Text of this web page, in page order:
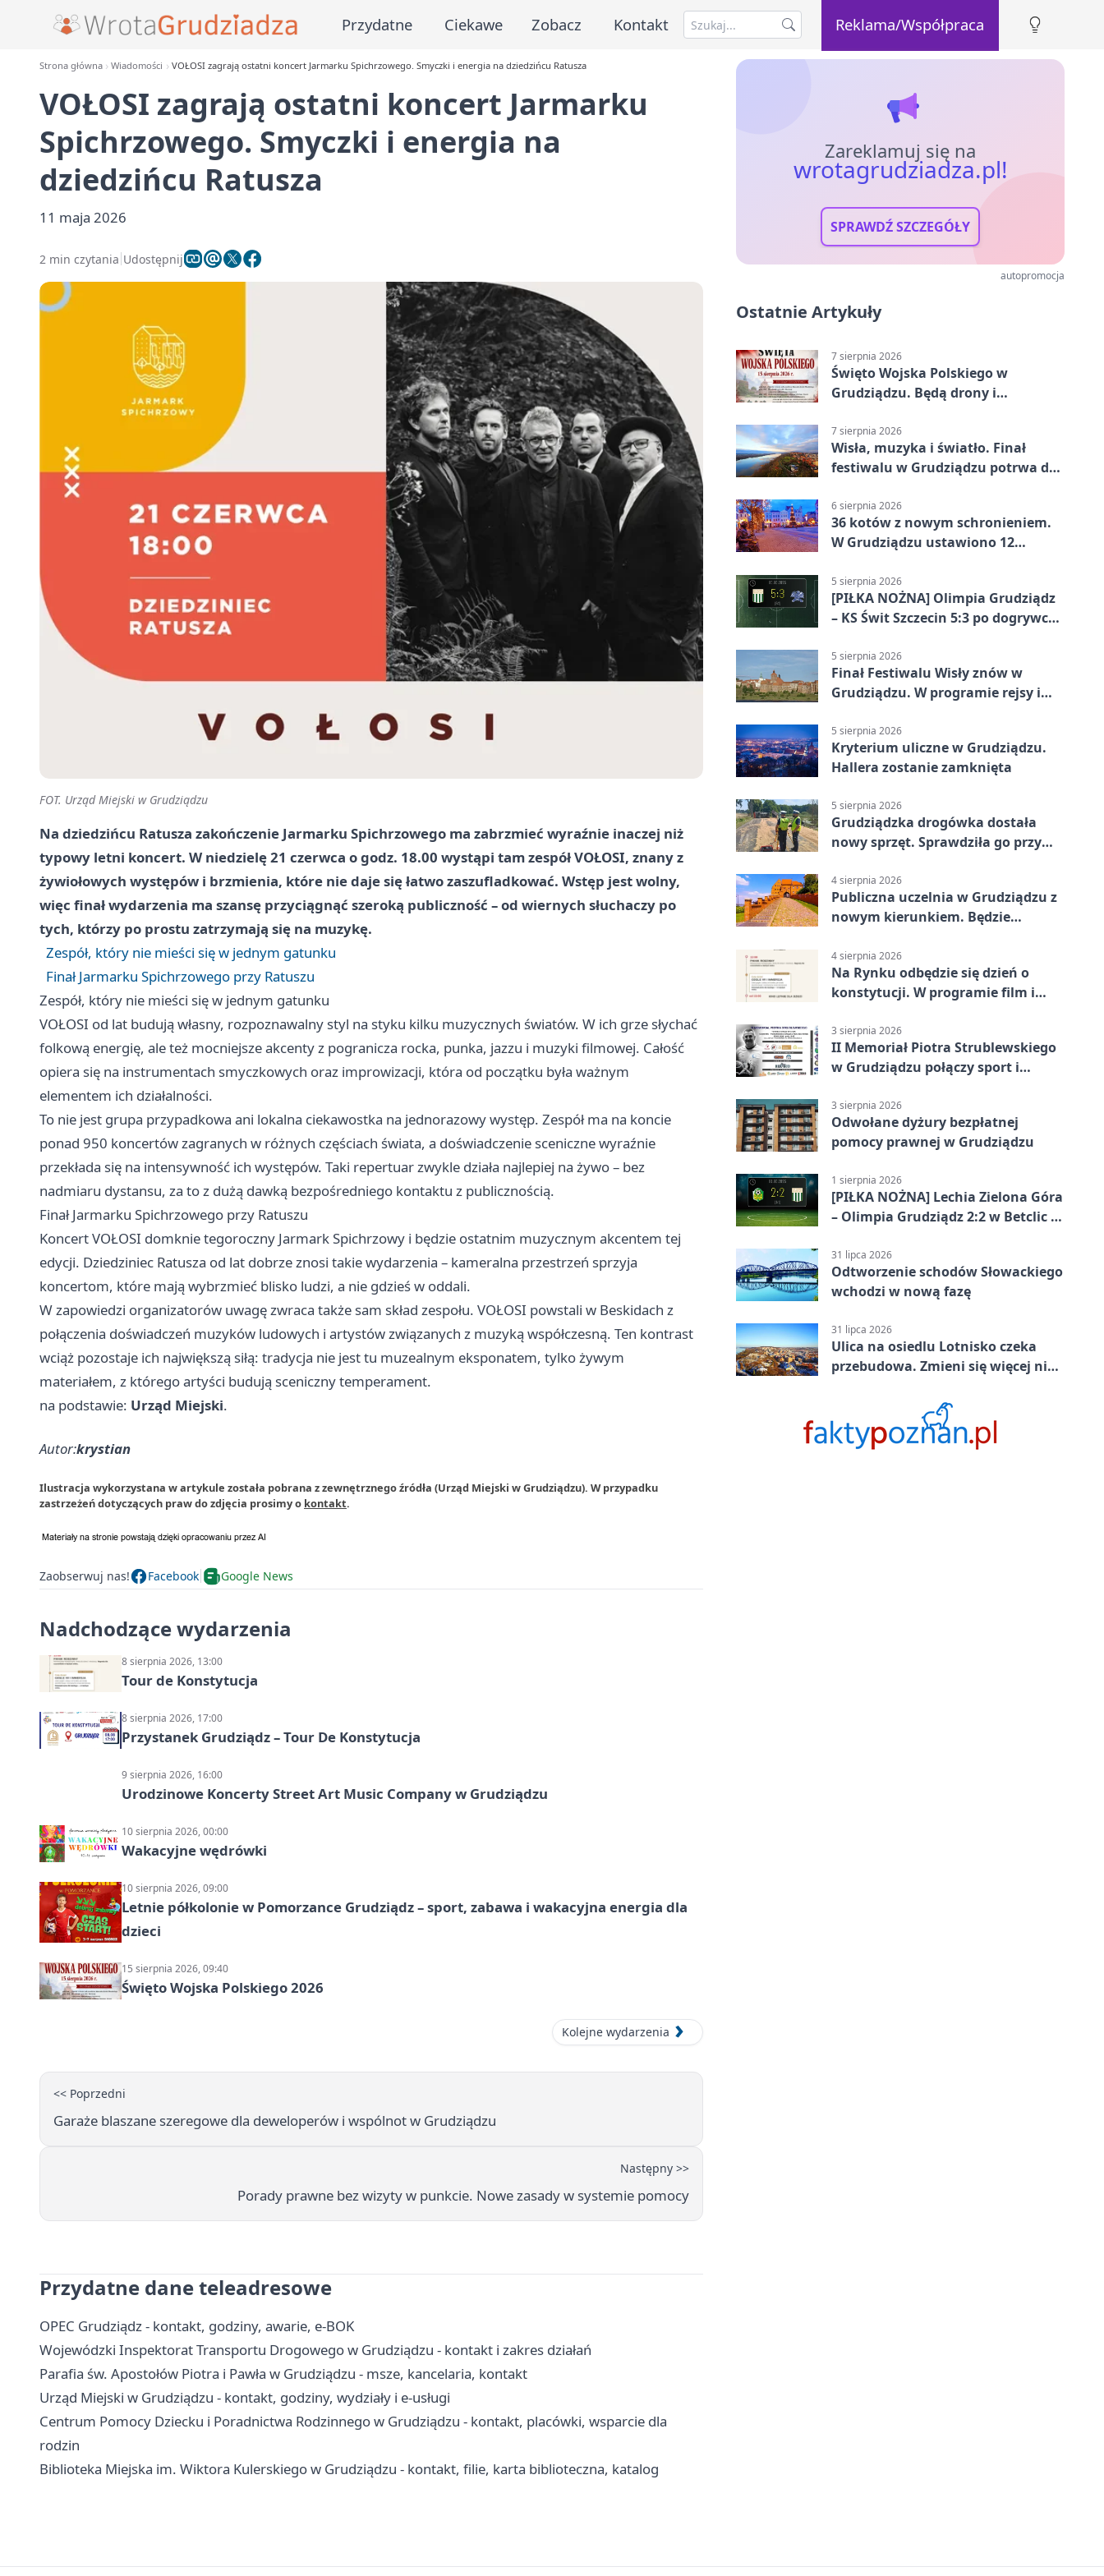
Przydatne Ciekawe Zobacz Kontakt Reklama/Współpraca
Strona główna Wiadomości VOŁOSI zagrają ostatni koncert Jarmarku Spichrzowego. Smyczki i energia na dziedzińcu Ratusza
VOŁOSI zagrają ostatni koncert Jarmarku
Spichrzowego. Smyczki i energia na
dziedzińcu Ratusza
11 maja 2026
2 min czytania Udostępnij
FOT. Urząd Miejski w Grudziądzu
Na dziedzińcu Ratusza zakończenie Jarmarku Spichrzowego ma zabrzmieć wyraźnie inaczej niż
typowy letni koncert. W niedzielę 21 czerwca o godz. 18.00 wystąpi tam zespół VOŁOSI, znany z
żywiołowych występów i brzmienia, które nie daje się łatwo zaszufladkować. Wstęp jest wolny,
więc finał wydarzenia ma szansę przyciągnąć szeroką publiczność – od wiernych słuchaczy po
tych, którzy po prostu zatrzymają się na muzykę.
Zespół, który nie mieści się w jednym gatunku
Finał Jarmarku Spichrzowego przy Ratuszu
Zespół, który nie mieści się w jednym gatunku
VOŁOSI od lat budują własny, rozpoznawalny styl na styku kilku muzycznych światów. W ich grze słychać
folkową energię, ale też mocniejsze akcenty z pogranicza rocka, punka, jazzu i muzyki filmowej. Całość
opiera się na instrumentach smyczkowych oraz improwizacji, która od początku była ważnym
elementem ich działalności.
To nie jest grupa przypadkowa ani lokalna ciekawostka na jednorazowy występ. Zespół ma na koncie
ponad 950 koncertów zagranych w różnych częściach świata, a doświadczenie sceniczne wyraźnie
przekłada się na intensywność ich występów. Taki repertuar zwykle działa najlepiej na żywo – bez
nadmiaru dystansu, za to z dużą dawką bezpośredniego kontaktu z publicznością.
Finał Jarmarku Spichrzowego przy Ratuszu
Koncert VOŁOSI domknie tegoroczny Jarmark Spichrzowy i będzie ostatnim muzycznym akcentem tej
edycji. Dziedziniec Ratusza od lat dobrze znosi takie wydarzenia – kameralna przestrzeń sprzyja
koncertom, które mają wybrzmieć blisko ludzi, a nie gdzieś w oddali.
W zapowiedzi organizatorów uwagę zwraca także sam skład zespołu. VOŁOSI powstali w Beskidach z
połączenia doświadczeń muzyków ludowych i artystów związanych z muzyką współczesną. Ten kontrast
wciąż pozostaje ich największą siłą: tradycja nie jest tu muzealnym eksponatem, tylko żywym
materiałem, z którego artyści budują sceniczny temperament.
na podstawie: Urząd Miejski.
Autor:krystian
Ilustracja wykorzystana w artykule została pobrana z zewnętrznego źródła (Urząd Miejski w Grudziądzu). W przypadku
zastrzeżeń dotyczących praw do zdjęcia prosimy o kontakt.
Zaobserwuj nas! Facebook Google News
Nadchodzące wydarzenia
8 sierpnia 2026, 13:00
Tour de Konstytucja
8 sierpnia 2026, 17:00
Przystanek Grudziądz – Tour De Konstytucja
9 sierpnia 2026, 16:00
Urodzinowe Koncerty Street Art Music Company w Grudziądzu
10 sierpnia 2026, 00:00
Wakacyjne wędrówki
10 sierpnia 2026, 09:00
Letnie półkolonie w Pomorzance Grudziądz – sport, zabawa i wakacyjna energia dla
dzieci
15 sierpnia 2026, 09:40
Święto Wojska Polskiego 2026
Kolejne wydarzenia
<< Poprzedni
Garaże blaszane szeregowe dla deweloperów i wspólnot w Grudziądzu
Następny >>
Porady prawne bez wizyty w punkcie. Nowe zasady w systemie pomocy
Przydatne dane teleadresowe
OPEC Grudziądz - kontakt, godziny, awarie, e-BOK
Wojewódzki Inspektorat Transportu Drogowego w Grudziądzu - kontakt i zakres działań
Parafia św. Apostołów Piotra i Pawła w Grudziądzu - msze, kancelaria, kontakt
Urząd Miejski w Grudziądzu - kontakt, godziny, wydziały i e-usługi
Centrum Pomocy Dziecku i Poradnictwa Rodzinnego w Grudziądzu - kontakt, placówki, wsparcie dla
rodzin
Biblioteka Miejska im. Wiktora Kulerskiego w Grudziądzu - kontakt, filie, karta biblioteczna, katalog
Zareklamuj się na
wrotagrudziadza.pl!
SPRAWDŹ SZCZEGÓŁY
autopromocja
Ostatnie Artykuły
7 sierpnia 2026
Święto Wojska Polskiego w
Grudziądzu. Będą drony i
7 sierpnia 2026
Wisła, muzyka i światło. Finał
festiwalu w Grudziądzu potrwa do
6 sierpnia 2026
36 kotów z nowym schronieniem.
W Grudziądzu ustawiono 12
5 sierpnia 2026
[PIŁKA NOŻNA] Olimpia Grudziądz
– KS Świt Szczecin 5:3 po dogrywce
odwrócili losy meczu
5 sierpnia 2026
Finał Festiwalu Wisły znów w
Grudziądzu. W programie rejsy i
5 sierpnia 2026
Kryterium uliczne w Grudziądzu.
Hallera zostanie zamknięta
5 sierpnia 2026
Grudziądzka drogówka dostała
nowy sprzęt. Sprawdziła go przy
4 sierpnia 2026
Publiczna uczelnia w Grudziądzu z
nowym kierunkiem. Będzie
4 sierpnia 2026
Na Rynku odbędzie się dzień o
konstytucji. W programie film i
3 sierpnia 2026
II Memoriał Piotra Strublewskiego
w Grudziądzu połączy sport i
3 sierpnia 2026
Odwołane dyżury bezpłatnej
pomocy prawnej w Grudziądzu
1 sierpnia 2026
[PIŁKA NOŻNA] Lechia Zielona Góra
– Olimpia Grudziądz 2:2 w Betclic 2.
końcówce
31 lipca 2026
Odtworzenie schodów Słowackiego
wchodzi w nową fazę
31 lipca 2026
Ulica na osiedlu Lotnisko czeka
przebudowa. Zmieni się więcej niż